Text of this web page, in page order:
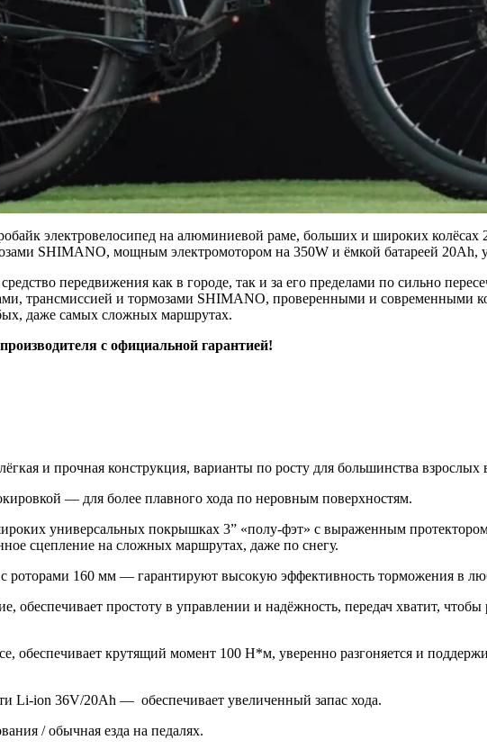
электровелосипед на алюминиевой раме, больших и широких колёсах
SHIMANO, мощным электромотором на 350W и ёмкой батареей 20Ah,
передвижения как в городе, так и за его пределами по сильно
трансмиссией и тормозами SHIMANO, проверенными и современными
даже самых сложных маршрутах.
с официальной гарантией!
и прочная конструкция, варианты по росту для большинства взрослых
— для более плавного хода по неровным поверхностям.
универсальных покрышках 3” «полу-фэт» с выраженным
сцепление на сложных маршрутах, даже по снегу.
роторами 160 мм — гарантируют высокую эффективность торможения в
простоту в управлении и надёжность, передач хватит, чтобы
обеспечивает крутящий момент 100 Н*м, уверенно разгоняется и
Li-ion 36V/20Ah — обеспечивает увеличенный запас хода.
/ обычная езда на педалях.